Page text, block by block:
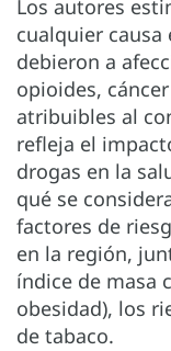
Los autores
cualquier causa
debieron a
opioides,
atribuibles al
refleja el
drogas en la
qué se
factores de
en la región,
índice de masa
obesidad), los
de tabaco.